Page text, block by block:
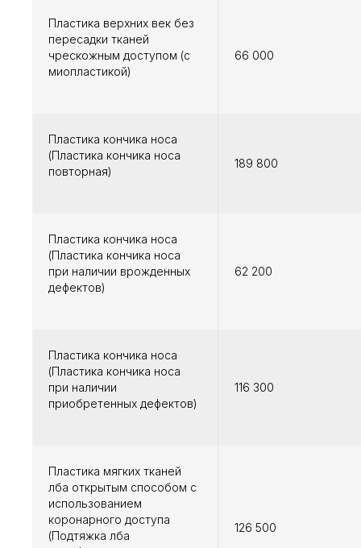
Пластика верхних век без
пересадки тканей
чрескожным доступом (с
миопластикой)
66 000
Пластика кончика носа
(Пластика кончика носа
повторная)
189 800
Пластика кончика носа
(Пластика кончика носа
при наличии врожденных
дефектов)
62 200
Пластика кончика носа
(Пластика кончика носа
при наличии
приобретенных дефектов)
116 300
Пластика мягких тканей
лба открытым способом с
использованием
коронарного доступа
(Подтяжка лба
126 500